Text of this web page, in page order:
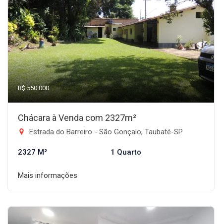
R$ 550.000
Chácara à Venda com 2327m²
Estrada do Barreiro - São Gonçalo, Taubaté-SP
2327 M² 1 Quarto
Mais informações